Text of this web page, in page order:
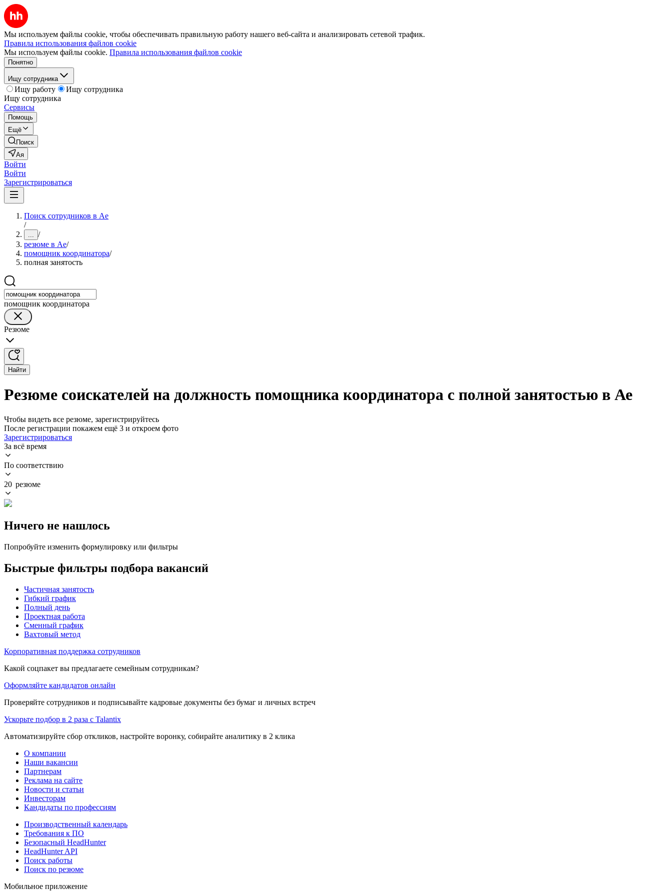
Мы используем файлы cookie, чтобы обеспечивать правильную работу нашего веб-сайта и анализировать сетевой трафик.
Правила использования файлов cookie
Мы используем файлы cookie. Правила использования файлов cookie
Понятно
Ищу сотрудника
Ищу работу
Ищу сотрудника
Ищу сотрудника
Сервисы
Помощь
Ещё
Поиск
Ая
Войти
Войти
Зарегистрироваться
Поиск сотрудников в Ае
/
... /
резюме в Ае/
помощник координатора/
полная занятость
помощник координатора
Резюме
Найти
Резюме соискателей на должность помощника координатора с полной занятостью в Ае
Чтобы видеть все резюме, зарегистрируйтесь
После регистрации покажем ещё 3 и откроем фото
Зарегистрироваться
За всё время
По соответствию
20 резюме
Ничего не нашлось
Попробуйте изменить формулировку или фильтры
Быстрые фильтры подбора вакансий
Частичная занятость
Гибкий график
Полный день
Проектная работа
Сменный график
Вахтовый метод
Корпоративная поддержка сотрудников
Какой соцпакет вы предлагаете семейным сотрудникам?
Оформляйте кандидатов онлайн
Проверяйте сотрудников и подписывайте кадровые документы без бумаг и личных встреч
Ускорьте подбор в 2 раза с Talantix
Автоматизируйте сбор откликов, настройте воронку, собирайте аналитику в 2 клика
О компании
Наши вакансии
Партнерам
Реклама на сайте
Новости и статьи
Инвесторам
Кандидаты по профессиям
Производственный календарь
Требования к ПО
Безопасный HeadHunter
HeadHunter API
Поиск работы
Поиск по резюме
Мобильное приложение